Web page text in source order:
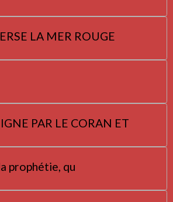
LA MER ROUGE
PAR LE CORAN ET
prophétie, qu